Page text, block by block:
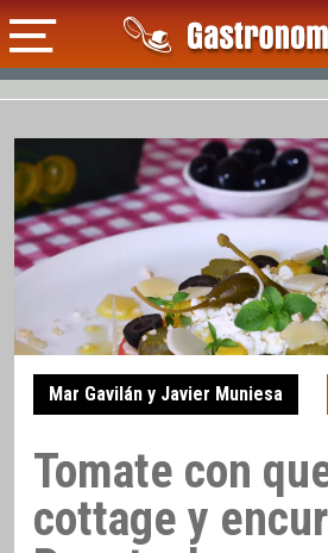
Mar Gavilán y Javier Muniesa
Tomate con
cottage y